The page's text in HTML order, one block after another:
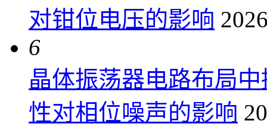
对钳位电压的影响
6
晶体振荡器电路布局
性对相位噪声的影响